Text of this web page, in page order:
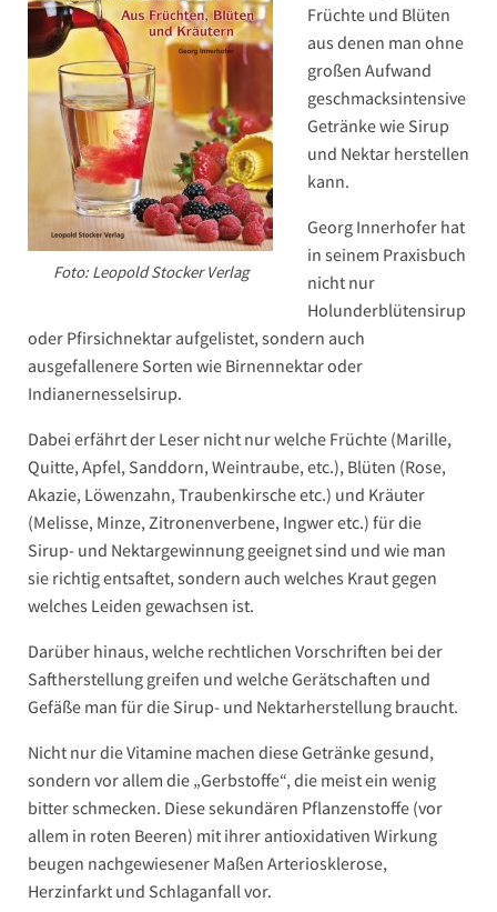
Foto: Leopold Stocker Verlag
Früchte und Blüten
aus denen man ohne
großen Aufwand
geschmacksintensive
Getränke wie Sirup
und Nektar herstellen
kann.
Georg Innerhofer hat
in seinem Praxisbuch
nicht nur
Holunderblütensirup
oder Pfirsichnektar aufgelistet, sondern auch
ausgefallenere Sorten wie Birnennektar oder
Indianernesselsirup.
Dabei erfährt der Leser nicht nur welche Früchte (Marille,
Quitte, Apfel, Sanddorn, Weintraube, etc.), Blüten (Rose,
Akazie, Löwenzahn, Traubenkirsche etc.) und Kräuter
(Melisse, Minze, Zitronenverbene, Ingwer etc.) für die
Sirup- und Nektargewinnung geeignet sind und wie man
sie richtig entsaftet, sondern auch welches Kraut gegen
welches Leiden gewachsen ist.
Darüber hinaus, welche rechtlichen Vorschriften bei der
Saftherstellung greifen und welche Gerätschaften und
Gefäße man für die Sirup- und Nektarherstellung braucht.
Nicht nur die Vitamine machen diese Getränke gesund,
sondern vor allem die „Gerbstoffe“, die meist ein wenig
bitter schmecken. Diese sekundären Pflanzenstoffe (vor
allem in roten Beeren) mit ihrer antioxidativen Wirkung
beugen nachgewiesener Maßen Arteriosklerose,
Herzinfarkt und Schlaganfall vor.